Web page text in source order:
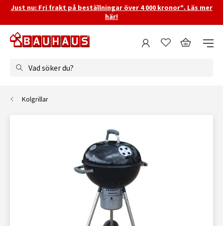
Just nu: Fri frakt på beställningar över 4 000 kronor*. Läs mer
här!
Vad söker du?
Kolgrillar